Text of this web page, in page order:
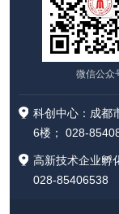
微信公众
科创中心：成都
6楼； 028-
高新技术企业孵
028-85406538